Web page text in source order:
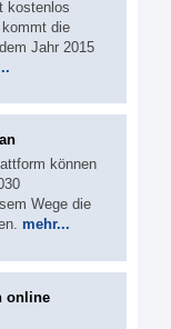
kostenlos
die
Jahr 2015
können
Wege die
mehr...
online